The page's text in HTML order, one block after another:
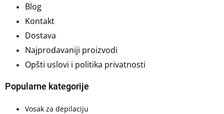
Blog
Kontakt
Dostava
Najprodavaniji proizvodi
Opšti uslovi i politika privatnosti
Popularne kategorije
Vosak za depilaciju